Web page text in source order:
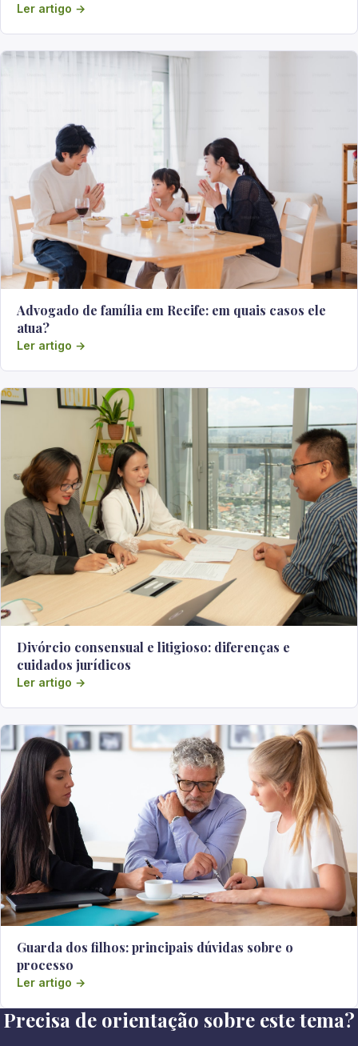
Ler artigo →
Advogado de família em Recife: em quais casos ele
atua?
Ler artigo →
Divórcio consensual e litigioso: diferenças e
cuidados jurídicos
Ler artigo →
Guarda dos filhos: principais dúvidas sobre o
processo
Ler artigo →
Precisa de orientação sobre este tema?